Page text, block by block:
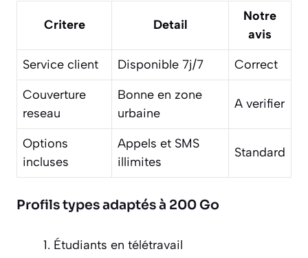
Critere Detail
Notre
avis
Service client
Disponible 7j/7
Correct
Couverture
reseau
Bonne en zone
urbaine
A verifier
Options
incluses
Appels et SMS
illimites
Standard
Profils types adaptés à 200 Go
Étudiants en télétravail